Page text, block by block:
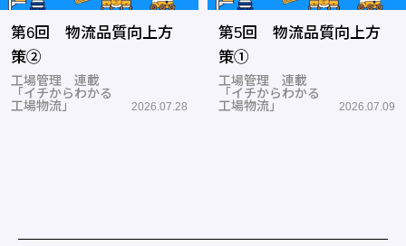
第6回 物流品質向上方
策②
工場管理 連載
「イチからわかる
工場物流」
2026.07.28
第5回 物流品質向上方
策①
工場管理 連載
「イチからわかる
工場物流」
2026.07.09